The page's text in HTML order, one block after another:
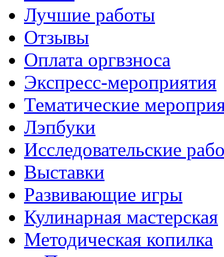
Лучшие работы
Отзывы
Оплата оргвзноса
Экспресс-мероприятия
Тематические
Лэпбуки
Исследовательские
Выставки
Развивающие игры
Кулинарная мастерская
Методическая копилка